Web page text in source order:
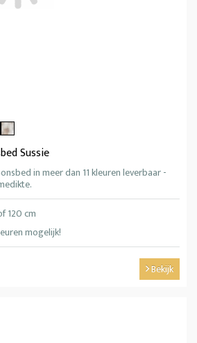
Sussie
in meer dan 11 kleuren leverbaar -
120 cm
mogelijk!
Bekijk